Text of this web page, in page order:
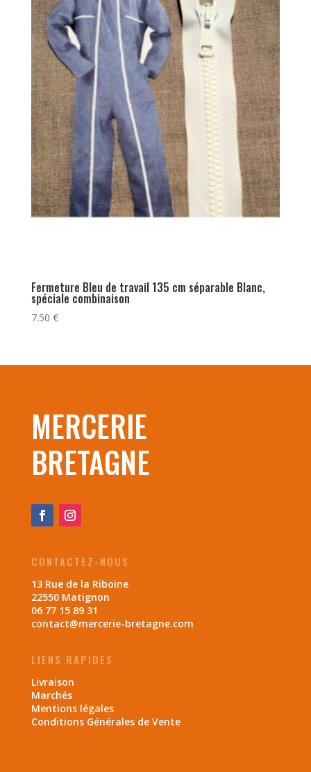
Fermeture Bleu de travail 135 cm séparable Blanc,
spéciale combinaison
7.50 €
MERCERIE
BRETAGNE
CONTACTEZ-NOUS
13 Rue de la Riboine
22550 Matignon
06 77 15 89 31
contact@mercerie-bretagne.com
LIENS RAPIDES
Livraison
Marchés
Mentions légales
Conditions Générales de Vente